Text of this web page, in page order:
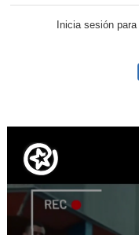
Inicia sesión